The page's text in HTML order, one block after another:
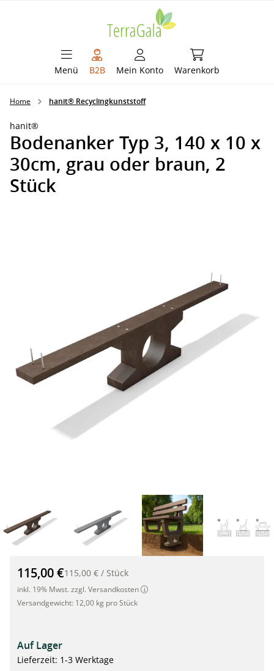
Menü B2B Mein Konto Warenkorb
Warenkorb
Home hanit® Recyclingkunststoff
hanit®
Bodenanker Typ 3, 140 x 10 x
30cm, grau oder braun, 2
Stück
Bodenanker Typ 3, 140 x 10 x 30cm, grau oder braun, 2 Stück"
115,00 €115,00 € / Stück
inkl. 19% Mwst. zzgl. Versandkosten
Versandgewicht: 12,00 kg pro Stück
Auf Lager
Lieferzeit: 1-3 Werktage